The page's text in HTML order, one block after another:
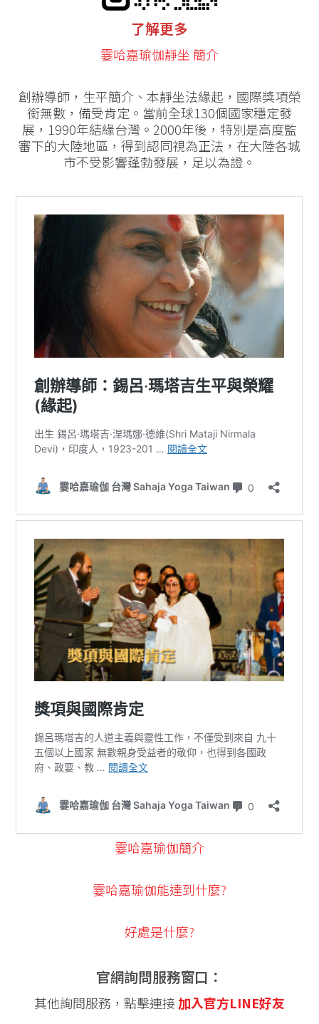
了解更多
霎哈嘉瑜伽靜坐 簡介
創辦導師，生平簡介、本靜坐法緣起，國際獎項榮
銜無數，備受肯定。當前全球130個國家穩定發
展，1990年結緣台灣。2000年後，特別是高度監
審下的大陸地區，得到認同視為正法，在大陸各城
市不受影響蓬勃發展，足以為證。
霎哈嘉瑜伽簡介
霎哈嘉瑜伽能達到什麼?
好處是什麼?
官網詢問服務窗口：
其他詢問服務，點擊連接 加入官方LINE好友